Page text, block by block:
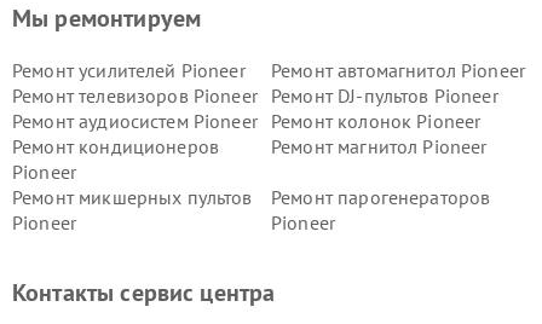
Мы ремонтируем
Ремонт усилителей Pioneer
Ремонт автомагнитол Pioneer
Ремонт телевизоров Pioneer
Ремонт DJ-пультов Pioneer
Ремонт аудиосистем Pioneer
Ремонт колонок Pioneer
Ремонт кондиционеров
Pioneer
Ремонт магнитол Pioneer
Ремонт микшерных пультов
Pioneer
Ремонт парогенераторов
Pioneer
Контакты сервис центра